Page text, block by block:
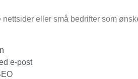
nettsider eller små bedrifter som
e-post